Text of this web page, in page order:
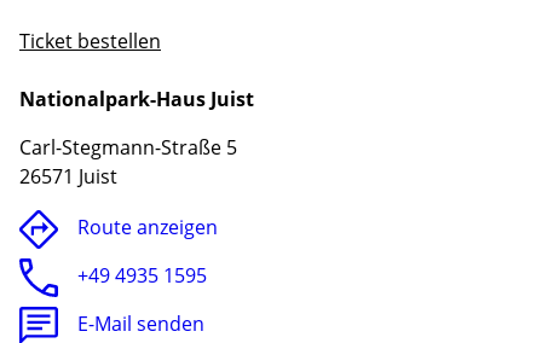
Ticket bestellen
Nationalpark-Haus Juist
Carl-Stegmann-Straße 5
26571 Juist
Route anzeigen
+49 4935 1595
E-Mail senden